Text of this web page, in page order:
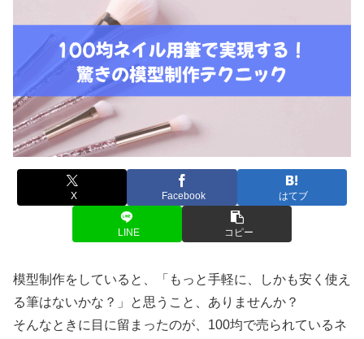
X Facebook はてブ
LINE コピー
模型制作をしていると、「もっと手軽に、しかも安く使え
る筆はないかな？」と思うこと、ありませんか？
そんなときに目に留まったのが、100均で売られているネ